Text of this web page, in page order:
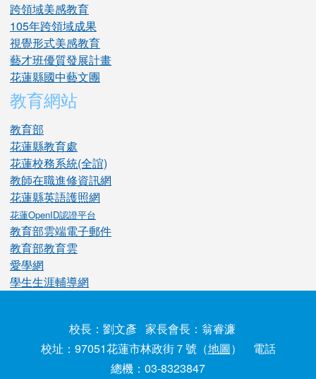
跨領域美感教育
105年跨領域成果
視覺形式美感教育
藝才班優質發展計畫
花蓮縣國中藝文團
教育網站
教育部
花蓮縣教育處
花蓮校務系統(全誼)
教師在職進修資訊網
花蓮縣英語護照網
花蓮OpenID認證平台
教育部雲端電子郵件
教育部教育雲
愛學網
學生生涯輔導網
校長：劉文彥 家長會長：翁睿濂
校址：97051花蓮市林政街７號（地圖） 電話
總機：03-8323847